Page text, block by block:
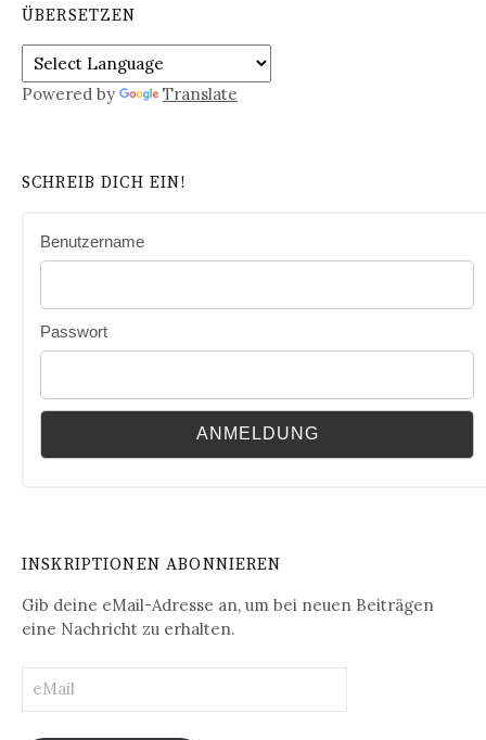
ÜBERSETZEN
Powered by Translate
SCHREIB DICH EIN!
Benutzername
Passwort
INSKRIPTIONEN ABONNIEREN
Gib deine eMail-Adresse an, um bei neuen Beiträgen
eine Nachricht zu erhalten.